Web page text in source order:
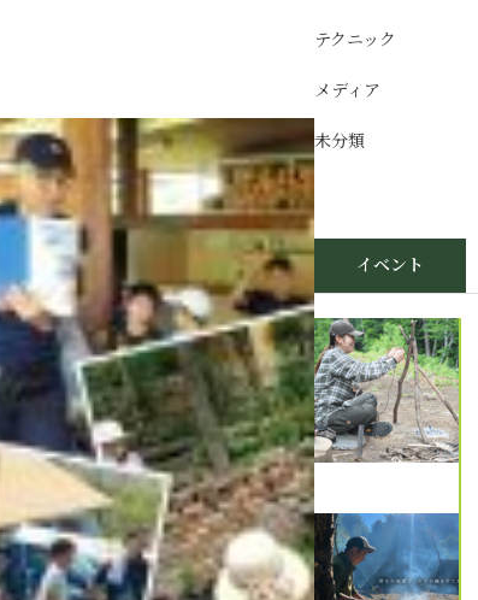
テクニック
メディア
未分類
イベント